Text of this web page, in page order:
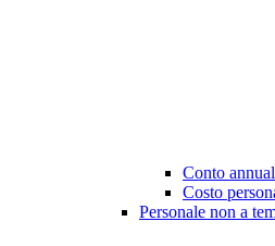
Conto
Costo
Personale non a